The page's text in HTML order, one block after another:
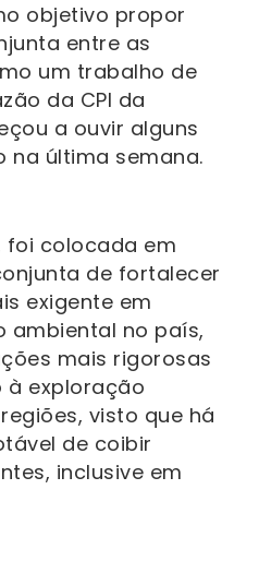
objetivo propor
entre as
um trabalho de
da CPI da
a ouvir alguns
na última semana.
foi colocada em
de fortalecer
exigente em
ambiental no país,
mais rigorosas
à exploração
visto que há
de coibir
inclusive em